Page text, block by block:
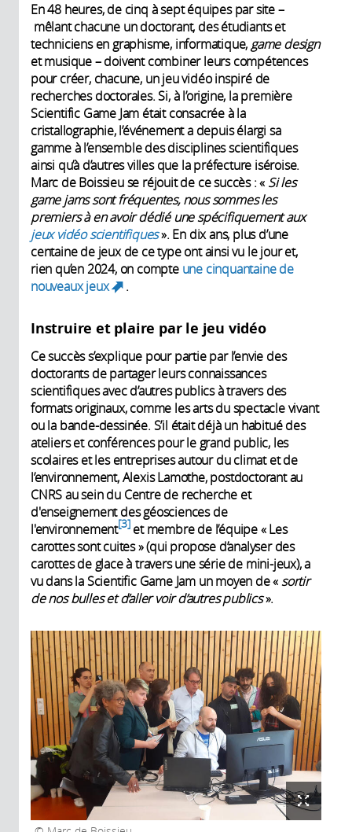
En 48 heures, de cinq à sept équipes par site –
mêlant chacune un doctorant, des étudiants et
techniciens en graphisme, informatique,game design
et musique – doivent combiner leurs compétences
pour créer, chacune, un jeu vidéo inspiré de
recherches doctorales. Si, à l’origine, la première
Scientific Game Jam était consacrée à la
cristallographie, l’événement a depuis élargi sa
gamme à l’ensemble des disciplines scientifiques
ainsi qu’à d’autres villes que la préfecture iséroise.
Marc de Boissieu se réjouit de ce succès : « Si les
game jams sont fréquentes, nous sommes les
premiers à en avoir dédié une spécifiquement aux
jeux vidéo scientifiques». En dix ans, plus d’une
centaine de jeux de ce type ont ainsi vu le jour et,
rien qu’en 2024, on compte une cinquantaine de
nouveaux jeux
.
Instruire et plaire par le jeu vidéo
Ce succès s’explique pour partie par l’envie des
doctorants de partager leurs connaissances
scientifiques avec d’autres publics à travers des
formats originaux, comme les arts du spectacle vivant
ou la bande-dessinée. S’il était déjà un habitué des
ateliers et conférences pour le grand public, les
scolaires et les entreprises autour du climat et de
l’environnement, Alexis Lamothe, postdoctorant au
CNRS au sein du Centre de recherche et
d'enseignement des géosciences de
l'environnement 3 et membre de l’équipe « Les
carottes sont cuites » (qui propose d’analyser des
carottes de glace à travers une série de mini-jeux), a
vu dans la Scientific Game Jam un moyen de «sortir
de nos bulles et d’aller voir d’autres publics».